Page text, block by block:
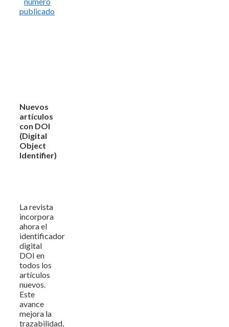
publicado
Nuevos
artículos
con DOI
(Digital
Object
Identifier)
La revista
incorpora
ahora el
identificador
digital
DOI en
todos los
artículos
nuevos.
Este
avance
mejora la
trazabilidad,